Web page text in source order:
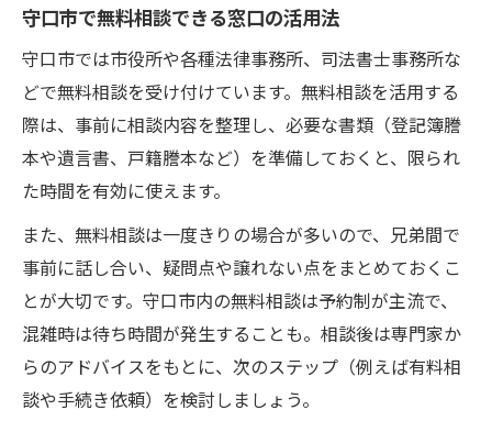
守口市で無料相談できる窓口の活用法
守口市では市役所や各種法律事務所、司法書士事務所な
どで無料相談を受け付けています。無料相談を活用する
際は、事前に相談内容を整理し、必要な書類（登記簿謄
本や遺言書、戸籍謄本など）を準備しておくと、限られ
た時間を有効に使えます。
また、無料相談は一度きりの場合が多いので、兄弟間で
事前に話し合い、疑問点や譲れない点をまとめておくこ
とが大切です。守口市内の無料相談は予約制が主流で、
混雑時は待ち時間が発生することも。相談後は専門家か
らのアドバイスをもとに、次のステップ（例えば有料相
談や手続き依頼）を検討しましょう。